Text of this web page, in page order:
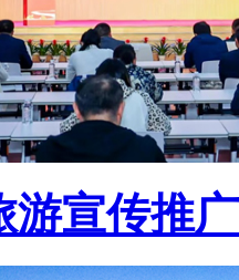
游宣传推